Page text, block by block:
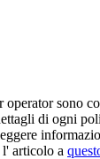
sono
di ogni
articolo a